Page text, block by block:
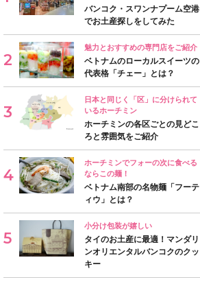
バンコク・スワンナプーム空港
でお土産探しをしてみた
魅力とおすすめの専門店をご紹介
ベトナムのローカルスイーツの
代表格「チェー」とは？
日本と同じく「区」に分けられて
いるホーチミン
ホーチミンの各区ごとの見どこ
ろと雰囲気をご紹介
ホーチミンでフォーの次に食べる
ならこの麺！
ベトナム南部の名物麺「フーテ
ィウ」とは？
小分け包装が嬉しい
タイのお土産に最適！マンダリ
ンオリエンタルバンコクのクッ
キー